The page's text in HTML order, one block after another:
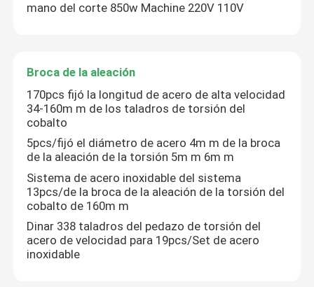
Broca de la aleación
Hoja de sierra de la aleación
mano del corte 850w Machine 220V 110V
Broca de la aleación
170pcs fijó la longitud de acero de alta velocidad
34-160m m de los taladros de torsión del
cobalto
5pcs/fijó el diámetro de acero 4m m de la broca
de la aleación de la torsión 5m m 6m m
Sistema de acero inoxidable del sistema
13pcs/de la broca de la aleación de la torsión del
cobalto de 160m m
Dinar 338 taladros del pedazo de torsión del
acero de velocidad para 19pcs/Set de acero
inoxidable